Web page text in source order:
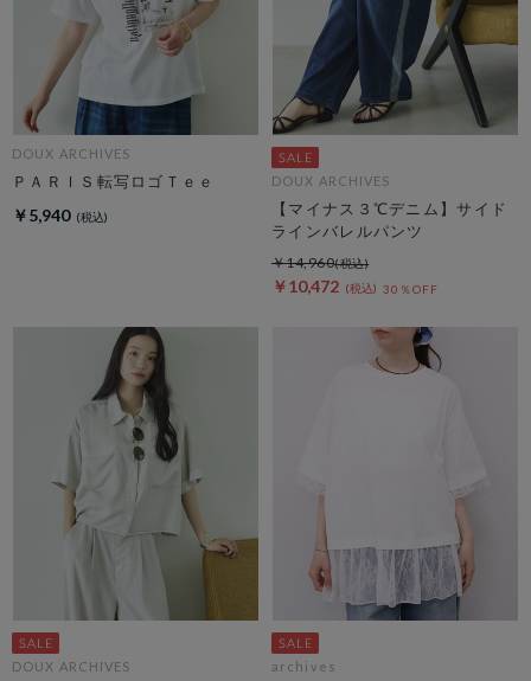
DOUX ARCHIVES
ＰＡＲＩＳ転写ロゴＴｅｅ
￥5,940
DOUX ARCHIVES
【マイナス３℃デニム】サイド
ラインバレルパンツ
￥10,472 30％OFF
￥14,960
DOUX ARCHIVES archives